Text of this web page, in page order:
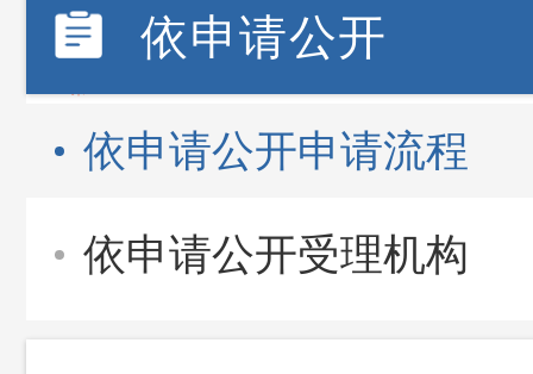
依申请公开
依申请公开申请流程
依申请公开受理机构